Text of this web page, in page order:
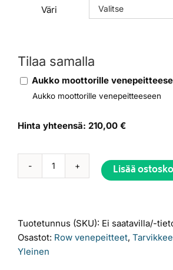
Väri
Tilaa samalla
Aukko moottorille
Aukko moottorille venepeitteeseen
Hinta yhteensä: 210,00 €
Venepeite
Lisää
Tuotetunnus (SKU): Ei saatavilla/-
Osastot: Row venepeitteet,
Yleinen